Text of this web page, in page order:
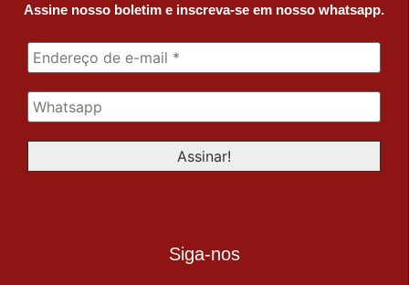
Assine nosso boletim e inscreva-se em nosso whatsapp.
Siga-nos